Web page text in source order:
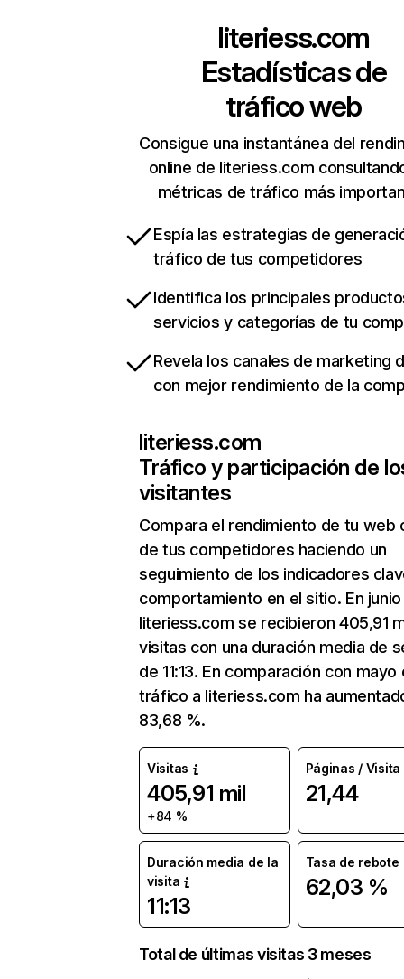
literiess.com
Estadísticas de
tráfico web
Consigue una instantánea del
online de literiess.com
métricas de tráfico más
Espía las estrategias de
tráfico de tus competidores
Identifica los principales
servicios y categorías de tu
Revela los canales de marketing
con mejor rendimiento de la
literiess.com
Tráfico y participación de
visitantes
Compara el rendimiento de tu web
de tus competidores haciendo un
seguimiento de los indicadores
comportamiento en el sitio. En junio
literiess.com se recibieron 405,91
visitas con una duración media de
de 11:13. En comparación con mayo
tráfico a literiess.com ha
83,68 %.
Visitas
405,91 mil
+84 %
Páginas / Visita
21,44
Duración media de la
visita
11:13
Tasa de rebote
62,03 %
Total de últimas visitas 3 meses